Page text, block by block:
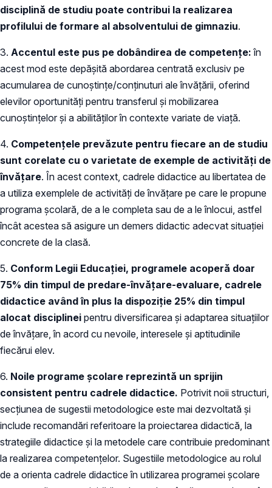
disciplină de studiu poate contribui la realizarea
profilului de formare al absolventului de gimnaziu.
3. Accentul este pus pe dobândirea de competenţe: în
acest mod este depășită abordarea centrată exclusiv pe
acumularea de cunoştinţe/conţinuturi ale învăţării, oferind
elevilor oportunități pentru transferul şi mobilizarea
cunoştinţelor şi a abilităţilor în contexte variate de viaţă.
4. Competențele prevăzute pentru fiecare an de studiu
sunt corelate cu o varietate de exemple de activități de
învățare. În acest context, cadrele didactice au libertatea de
a utiliza exemplele de activități de învățare pe care le propune
programa școlară, de a le completa sau de a le înlocui, astfel
încât acestea să asigure un demers didactic adecvat situației
concrete de la clasă.
5. Conform Legii Educației, programele acoperă doar
75% din timpul de predare-învățare-evaluare, cadrele
didactice având în plus la dispoziție 25% din timpul
alocat disciplinei pentru diversificarea şi adaptarea situaţiilor
de învăţare, în acord cu nevoile, interesele şi aptitudinile
fiecărui elev.
6. Noile programe școlare reprezintă un sprijin
consistent pentru cadrele didactice. Potrivit noii structuri,
secțiunea de sugestii metodologice este mai dezvoltată și
include recomandări referitoare la proiectarea didactică, la
strategiile didactice și la metodele care contribuie predominant
la realizarea competențelor. Sugestiile metodologice au rolul
de a orienta cadrele didactice în utilizarea programei școlare